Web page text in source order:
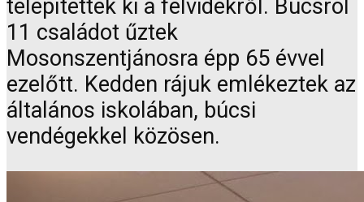
telepítettek ki a felvidékről. Búcsról
11 családot űztek
Mosonszentjánosra épp 65 évvel
ezelőtt. Kedden rájuk emlékeztek az
általános iskolában, búcsi
vendégekkel közösen.